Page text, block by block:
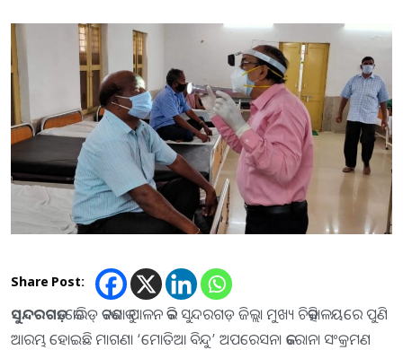
Share Post:
ସୁନ୍ଦରଗଡ଼:କୋଭିଡ୍‌ କଟକଣାକୁ ପାଳନ କରି ସୁନ୍ଦରଗଡ଼ ଜିଲ୍ଲା ମୁଖ୍ୟ ଚିକିତ୍ସାଳୟରେ ପୁଣି
ଆରମ୍ଭ ହୋଇଛି ମାଗଣା ‘ମୋତିଆ ବିନ୍ଦୁ’ ଅପରେସନ। କରୋନା ସଂକ୍ରମଣ